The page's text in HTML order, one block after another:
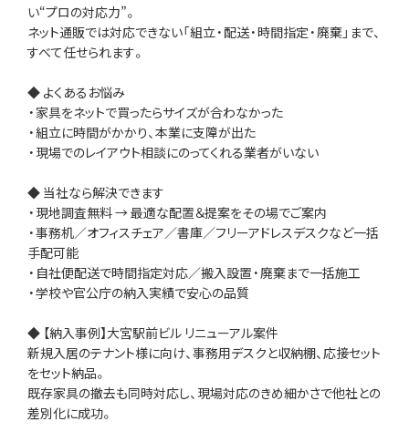
い“プロの対応力”。
ネット通販では対応できない「組立・配送・時間指定・廃棄」まで、
すべて任せられます。
◆ よくあるお悩み
・家具をネットで買ったらサイズが合わなかった
・組立に時間がかかり、本業に支障が出た
・現場でのレイアウト相談にのってくれる業者がいない
◆ 当社なら解決できます
・現地調査無料 → 最適な配置＆提案をその場でご案内
・事務机／オフィスチェア／書庫／フリーアドレスデスクなど一括
手配可能
・自社便配送で時間指定対応／搬入設置・廃棄まで一括施工
・学校や官公庁の納入実績で安心の品質
◆ 【納入事例】大宮駅前ビル リニューアル案件
新規入居のテナント様に向け、事務用デスクと収納棚、応接セット
をセット納品。
既存家具の撤去も同時対応し、現場対応のきめ細かさで他社との
差別化に成功。